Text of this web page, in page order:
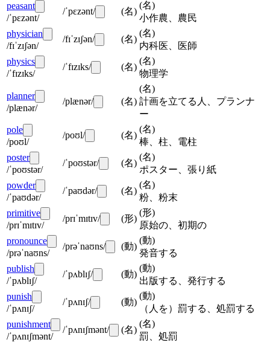
peasant
/ˈpɛzənt/
/ˈpɛzənt/ (名)
(名)
小作農、農民
physician
/fɪˈzɪʃən/
/fɪˈzɪʃən/ (名)
(名)
内科医、医師
physics
/ˈfɪzɪks/
/ˈfɪzɪks/ (名)
(名)
物理学
planner
/plænər/
/plænər/ (名)
(名)
計画を立てる人、プランナ
ー
pole
/poʊl/
/poʊl/ (名)
(名)
棒、柱、電柱
poster
/ˈpoʊstər/
/ˈpoʊstər/ (名)
(名)
ポスター、張り紙
powder
/ˈpaʊdər/
/ˈpaʊdər/ (名)
(名)
粉、粉末
primitive
/prɪˈmɪtɪv/
/prɪˈmɪtɪv/ (形)
(形)
原始の、初期の
pronounce
/prəˈnaʊns/
/prəˈnaʊns/ (動)
(動)
発音する
publish
/ˈpʌblɪʃ/
/ˈpʌblɪʃ/ (動)
(動)
出版する、発行する
punish
/ˈpʌnɪʃ/
/ˈpʌnɪʃ/ (動)
(動)
（人を）罰する、処罰する
punishment
/ˈpʌnɪʃmənt/
/ˈpʌnɪʃmənt/ (名)
(名)
罰、処罰